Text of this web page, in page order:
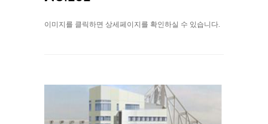
이미지를 클릭하면 상세페이지를 확인하실 수 있습니다.